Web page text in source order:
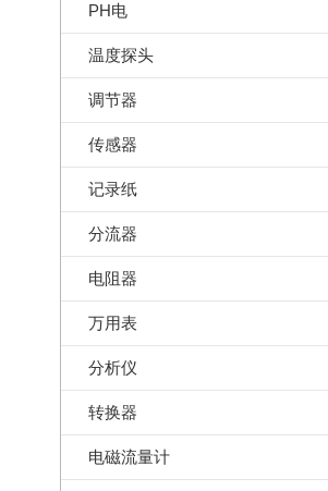
PH电
温度探头
调节器
传感器
记录纸
分流器
电阻器
万用表
分析仪
转换器
电磁流量计